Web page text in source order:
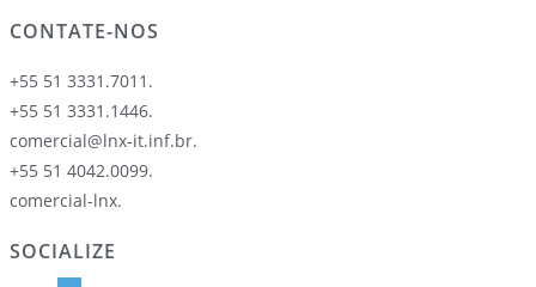
CONTATE-NOS
+55 51 3331.7011.
+55 51 3331.1446.
comercial@lnx-it.inf.br.
+55 51 4042.0099.
comercial-lnx.
SOCIALIZE